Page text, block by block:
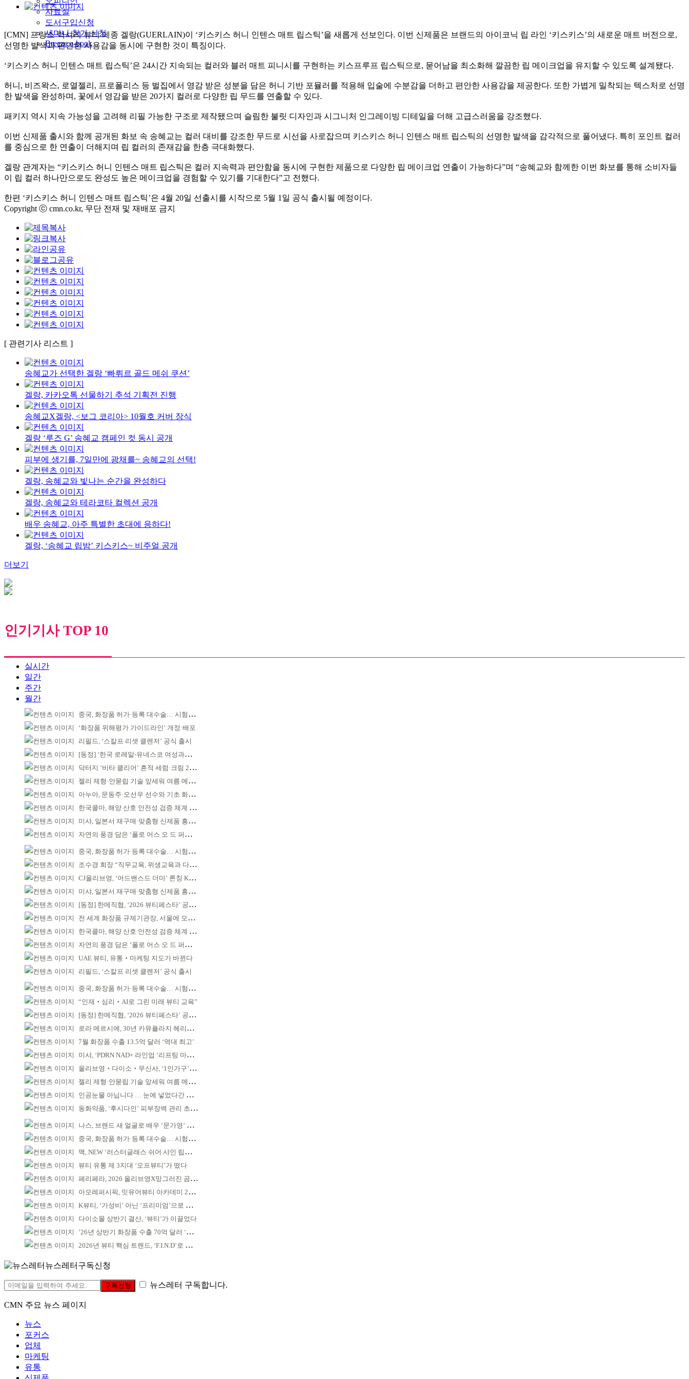
자료실
도서구입신청
세미나 참가 신청
Breeze e-book
[CMN] 프랑스 럭셔리 뷰티 메종 겔랑(GUERLAIN)이 ‘키스키스 허니 인텐스 매트 립스틱’을 새롭게 선보인다. 이번 신제품은 브랜드의 아이코닉 립 라인 ‘키스키스’의 새로운 매트 버전으로,
선명한 발색과 편안한 사용감을 동시에 구현한 것이 특징이다.
‘키스키스 허니 인텐스 매트 립스틱’은 24시간 지속되는 컬러와 블러 매트 피니시를 구현하는 키스프루프 립스틱으로, 묻어남을 최소화해 깔끔한 립 메이크업을 유지할 수 있도록 설계됐다.
허니, 비즈왁스, 로열젤리, 프로폴리스 등 벌집에서 영감 받은 성분을 담은 허니 기반 포뮬러를 적용해 입술에 수분감을 더하고 편안한 사용감을 제공한다. 또한 가볍게 밀착되는 텍스처로 선명
한 발색을 완성하며, 꽃에서 영감을 받은 20가지 컬러로 다양한 립 무드를 연출할 수 있다.
패키지 역시 지속 가능성을 고려해 리필 가능한 구조로 제작됐으며 슬림한 불릿 디자인과 시그니처 인그레이빙 디테일을 더해 고급스러움을 강조했다.
이번 신제품 출시와 함께 공개된 화보 속 송혜교는 컬러 대비를 강조한 무드로 시선을 사로잡으며 키스키스 허니 인텐스 매트 립스틱의 선명한 발색을 감각적으로 풀어냈다. 특히 포인트 컬러
를 중심으로 한 연출이 더해지며 립 컬러의 존재감을 한층 극대화했다.
겔랑 관계자는 “키스키스 허니 인텐스 매트 립스틱은 컬러 지속력과 편안함을 동시에 구현한 제품으로 다양한 립 메이크업 연출이 가능하다”며 “송혜교와 함께한 이번 화보를 통해 소비자들
이 립 컬러 하나만으로도 완성도 높은 메이크업을 경험할 수 있기를 기대한다”고 전했다.
한편 ‘키스키스 허니 인텐스 매트 립스틱’은 4월 20일 선출시를 시작으로 5월 1일 공식 출시될 예정이다.
Copyright ⓒ cmn.co.kr, 무단 전재 및 재배포 금지
[ 관련기사 리스트 ]
송혜교가 선택한 겔랑 ‘빠뤼르 골드 메쉬 쿠션’
겔랑, 카카오톡 선물하기 추석 기획전 진행
송혜교X겔랑, <보그 코리아> 10월호 커버 장식
겔랑 ‘루즈 G’ 송혜교 캠페인 컷 동시 공개
피부에 생기를, 7일만에 광채를~ 송혜교의 선택!
겔랑, 송혜교와 빛나는 순간을 완성하다
겔랑, 송혜교와 테라코타 컬렉션 공개
배우 송혜교, 아주 특별한 초대에 응하다!
겔랑, ‘송혜교 립밤’ 키스키스~ 비주얼 공개
더보기
인기기사 TOP 10
실시간
일간
주간
월간
중국, 화장품 허가·등록 대수술… 시험자료 공용 허용
‘화장품 위해평가 가이드라인’ 개정·배포
리필드, ‘스칼프 리셋 클렌저’ 공식 출시
[동정] ‘한국 로레알-유네스코 여성과학자상’ 발표
닥터지 ‘비타 클리어’ 흔적 세럼·크림 2종 출시
젤리 제형·안묻립 기술 앞세워 여름 메이크업 시장 공략
아누아, 문동주·오선우 선수와 기초 화장품 기부
한국콜마, 해양 산호 안전성 검증 체계 구축
미샤, 일본서 재구매·맞춤형 신제품 흥행 ‘쌍끌이’
자연의 풍경 담은 ‘폴로 어스 오 드 퍼퓸’ 4종 출시
중국, 화장품 허가·등록 대수술… 시험자료 공용 허용
조수경 회장 “직무교육, 위생교육과 다르다”
CJ올리브영, ‘어드밴스드 더마’ 론칭 K더마 육성 박차
미샤, 일본서 재구매·맞춤형 신제품 흥행 ‘쌍끌이’
[동정] 한메직협, ‘2026 뷰티페스타’ 공동 주최
전 세계 화장품 규제기관장, 서울에 모인다
한국콜마, 해양 산호 안전성 검증 체계 구축
자연의 풍경 담은 ‘폴로 어스 오 드 퍼퓸’ 4종 출시
UAE 뷰티, 유통‧마케팅 지도가 바뀐다
리필드, ‘스칼프 리셋 클렌저’ 공식 출시
중국, 화장품 허가·등록 대수술… 시험자료 공용 허용
“인재‧심리‧AI로 그린 미래 뷰티 교육”
[동정] 한메직협, ‘2026 뷰티페스타’ 공동 주최
로라 메르시에, 30년 카뮤플라지 헤리티지 담아
7월 화장품 수출 13.5억 달러 ‘역대 최고’
미샤, ‘PDRN NAD+ 라인업 ‘리프팅 마스크’ 출시
올리브영‧다이소‧무신사, ‘1인가구’가 이끈다
젤리 제형·안묻립 기술 앞세워 여름 메이크업 시장 공략
인공눈물 아닙니다 … 눈에 넣었다간 각막 손상
동화약품, ‘후시다인’ 피부장벽 관리 초점 ‘리브랜딩’
나스, 브랜드 새 얼굴로 배우 ‘문가영’ 발탁
중국, 화장품 허가·등록 대수술… 시험자료 공용 허용
맥, NEW ‘러스터글래스 쉬어 샤인 립스틱’ 출시
뷰티 유통 제 3지대 ‘오프뷰티’가 떴다
페리페라, 2026 올리브영X망그러진 곰 콜라보
아모레퍼시픽, 밋유어뷰티 아카데미 2기 발대식
K뷰티, ‘가성비’ 아닌 ‘프리미엄’으로 승부걸어야
다이소몰 상반기 결산, ‘뷰티’가 이끌었다
’26년 상반기 화장품 수출 70억 달러 ‘역대 최고’
2026년 뷰티 핵심 트렌드, ‘F.I.N.D’로 읽는다
뉴스레터구독신청
구독신청 뉴스레터 구독합니다.
CMN 주요 뉴스 페이지
뉴스
포커스
업체
마케팅
유통